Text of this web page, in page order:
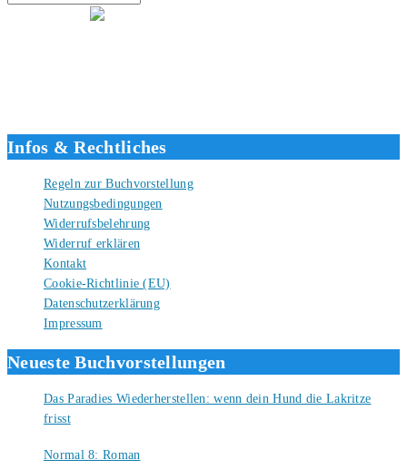
Infos & Rechtliches
Regeln zur Buchvorstellung
Nutzungsbedingungen
Widerrufsbelehrung
Widerruf erklären
Kontakt
Cookie-Richtlinie (EU)
Datenschutzerklärung
Impressum
Neueste Buchvorstellungen
Das Paradies Wiederherstellen: wenn dein Hund die Lakritze
frisst
Normal 8: Roman